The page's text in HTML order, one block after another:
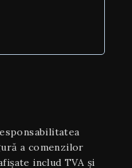
a comenzilor
includ TVA și